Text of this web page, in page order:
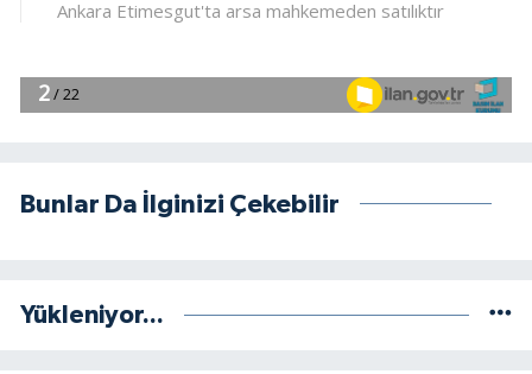
Bunlar Da İlginizi Çekebilir
Yükleniyor...